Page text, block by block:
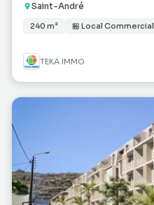
Saint-André
240 m² 🏪 Local Commercial
TEKA IMMO